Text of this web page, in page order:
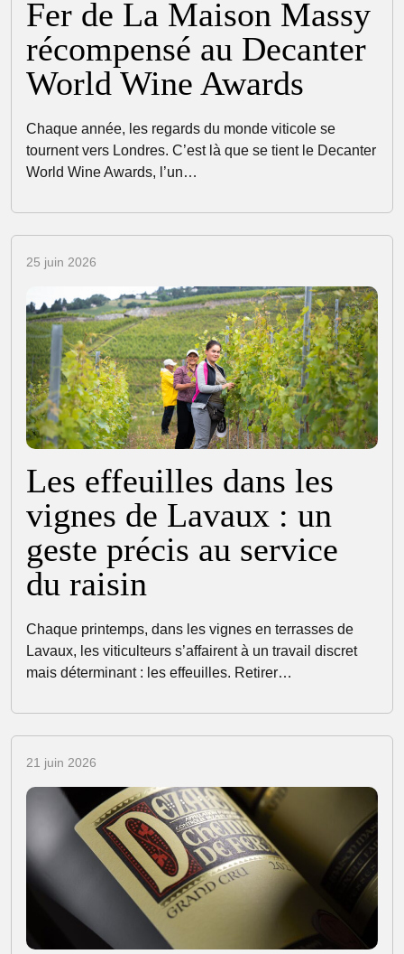
Fer de La Maison Massy
récompensé au Decanter
World Wine Awards
Chaque année, les regards du monde viticole se
tournent vers Londres. C’est là que se tient le Decanter
World Wine Awards, l’un…
25 juin 2026
Les effeuilles dans les
vignes de Lavaux : un
geste précis au service
du raisin
Chaque printemps, dans les vignes en terrasses de
Lavaux, les viticulteurs s’affairent à un travail discret
mais déterminant : les effeuilles. Retirer…
21 juin 2026